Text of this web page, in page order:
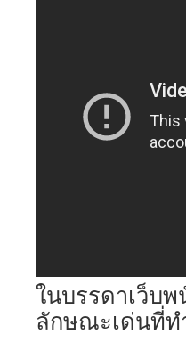
ในบรรดาเว็บ
ลักษณะเด่นที่ท